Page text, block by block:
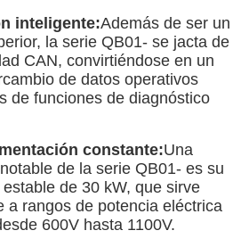
inteligente:Además de ser un
la serie QB01- se jacta de
CAN, convirtiéndose en un
de datos operativos
de funciones de diagnóstico
constante:Una
de la serie QB01- es su
de 30 kW, que sirve
a rangos de potencia eléctrica
600V hasta 1100V.